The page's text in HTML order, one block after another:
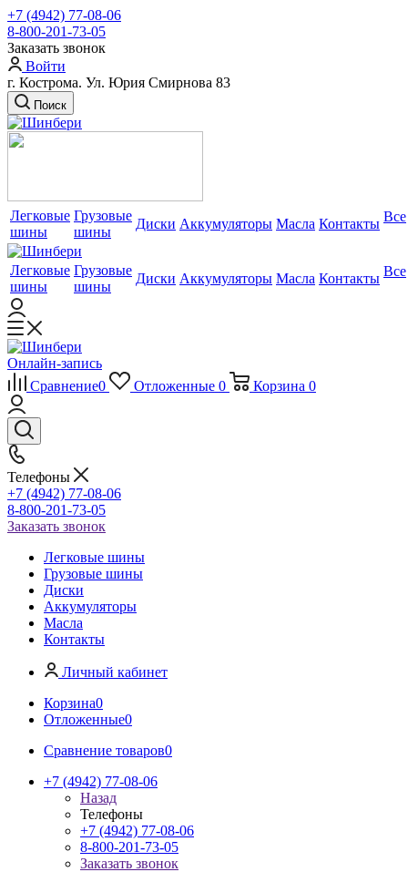
+7 (4942) 77-08-06
8-800-201-73-05
Заказать звонок
Войти
г. Кострома. Ул. Юрия Смирнова 83
Поиск
Легковые
шины
Грузовые
шины
Диски Аккумуляторы Масла Контакты Все
Легковые
шины
Грузовые
шины
Диски Аккумуляторы Масла Контакты Все
Онлайн-запись
Сравнение0 Отложенные 0 Корзина 0
Телефоны
+7 (4942) 77-08-06
8-800-201-73-05
Заказать звонок
Легковые шины
Грузовые шины
Диски
Аккумуляторы
Масла
Контакты
Личный кабинет
Корзина0
Отложенные0
Сравнение товаров0
+7 (4942) 77-08-06
Назад
Телефоны
+7 (4942) 77-08-06
8-800-201-73-05
Заказать звонок